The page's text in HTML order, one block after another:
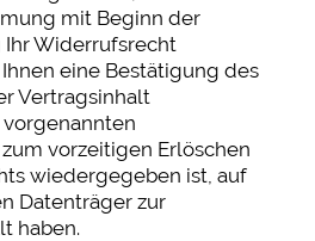
mit Beginn der
Widerrufsrecht
eine Bestätigung des
Vertragsinhalt
vorzeitigen Erlöschen
wiedergegeben ist, auf
Datenträger zur
haben.